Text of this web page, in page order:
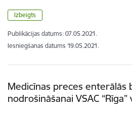
Izbeigts
Publikācijas datums: 07.05.2021.
Iesniegšanas datums 19.05.2021.
Medicīnas preces enterālās
nodrošināšanai VSAC “Rīga”